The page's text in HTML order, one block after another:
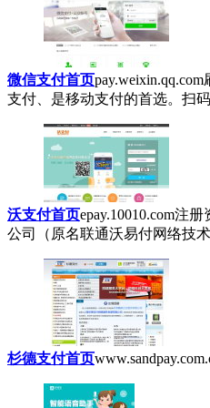
微信支付首页pay.weixin.qq.com
支付、是移动支付的首选。扫
沃支付首页epay.10010.com注册
公司（原名联通沃易付网络技
杉德支付首页